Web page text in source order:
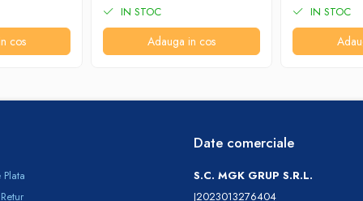
cos
IN STOC
Adauga in cos
IN STOC
Date comerciale
S.C. MGK GRUP S.R.L.
J2023013276404